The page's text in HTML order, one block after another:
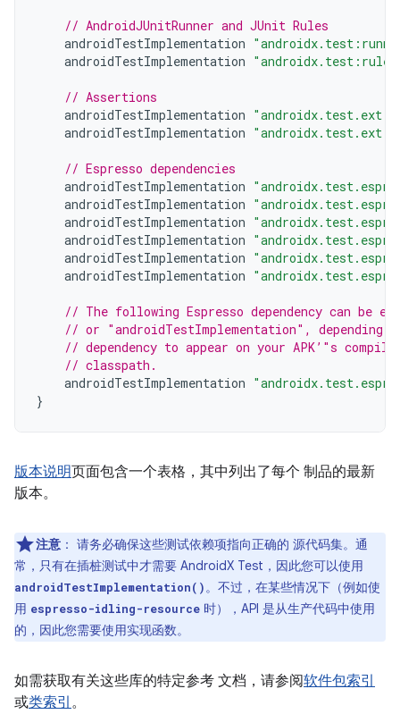
// AndroidJUnitRunner and JUnit Rules
androidTestImplementation
androidTestImplementation
// Assertions
androidTestImplementation
androidTestImplementation
// Espresso dependencies
androidTestImplementation
androidTestImplementation
androidTestImplementation
androidTestImplementation
androidTestImplementation
androidTestImplementation
// The following Espresso dependency can be
// or "androidTestImplementation", depending
// dependency to appear on your APK’"s
// classpath.
androidTestImplementation
}
版本说明页面包含一个表格，其中列出了每个 制品的最新
版本。
注意 ： 请务必确保这些测试依赖项指向正确的 源代码集。通
常，只有在插桩测试中才需要 AndroidX Test，因此您可以使用
androidTestImplementation()。不过，在某些情况下（例如使
用 espresso-idling-resource 时），API 是从生产代码中使用
的，因此您需要使用实现函数。
如需获取有关这些库的特定参考 文档，请参阅软件包索引
或类索引 。